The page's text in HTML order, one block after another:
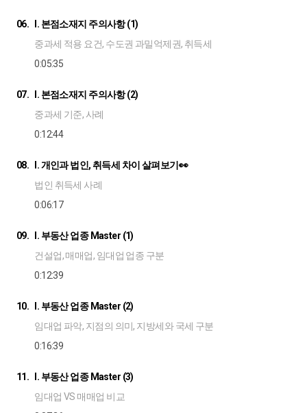
06.
I. 본점소재지 주의사항 (1)
중과세 적용 요건, 수도권 과밀억제권, 취득세
0:05:35
07.
I. 본점소재지 주의사항 (2)
중과세 기준, 사례
0:12:44
08.
I. 개인과 법인, 취득세 차이 살펴보기👀
법인 취득세 사례
0:06:17
09.
I. 부동산 업종 Master (1)
건설업, 매매업, 임대업 업종 구분
0:12:39
10.
I. 부동산 업종 Master (2)
임대업 파악, 지점의 의미, 지방세와 국세 구분
0:16:39
11.
I. 부동산 업종 Master (3)
임대업 VS 매매업 비교